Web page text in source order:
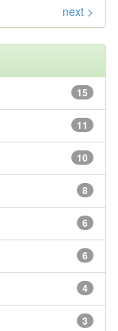
next >
15
11
10
8
6
6
4
3